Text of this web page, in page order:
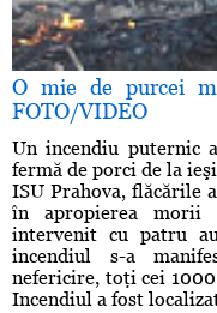
O mie de purcei
FOTO/VIDEO
Un incendiu puternic
fermă de porci de la
ISU Prahova, flăcările
în apropierea
intervenit cu patru
incendiul s-a
nefericire, toţi cei
Incendiul a fost